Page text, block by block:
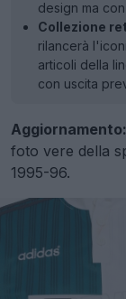
design ma
Collezione
rilancerà
articoli della
con uscita
Aggiornamento:
foto vere della
1995-96.